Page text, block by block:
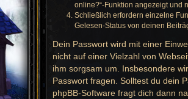
online?“-Funktion angezeigt und
Schließlich erfordern einzelne
Gelesen-Status von deinen
Dein Passwort wird mit einer
nicht auf einer Vielzahl von
ihm sorgsam um. Insbesondere
Passwort fragen. Solltest du dein
phpBB-Software fragt dich dann